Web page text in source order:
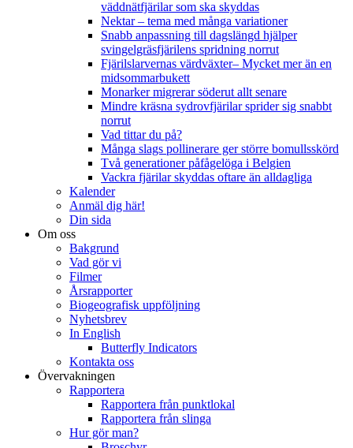
väddnätfjärilar som ska skyddas
Nektar – tema med många variationer
Snabb anpassning till dagslängd hjälper
svingelgräsfjärilens spridning norrut
Fjärilslarvernas värdväxter– Mycket mer än en
midsommarbukett
Monarker migrerar söderut allt senare
Mindre kräsna sydrovfjärilar sprider sig snabbt
norrut
Vad tittar du på?
Många slags pollinerare ger större bomullsskörd
Två generationer påfågelöga i Belgien
Vackra fjärilar skyddas oftare än alldagliga
Kalender
Anmäl dig här!
Din sida
Om oss
Bakgrund
Vad gör vi
Filmer
Årsrapporter
Biogeografisk uppföljning
Nyhetsbrev
In English
Butterfly Indicators
Kontakta oss
Övervakningen
Rapportera
Rapportera från punktlokal
Rapportera från slinga
Hur gör man?